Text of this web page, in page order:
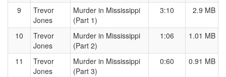
9
Trevor
Jones
Murder in Mississippi
(Part 1)
3:10 2.9 MB
10
Trevor
Jones
Murder in Mississippi
(Part 2)
1:06 1.01 MB
11
Trevor
Jones
Murder in Mississippi
(Part 3)
0:60 0.91 MB